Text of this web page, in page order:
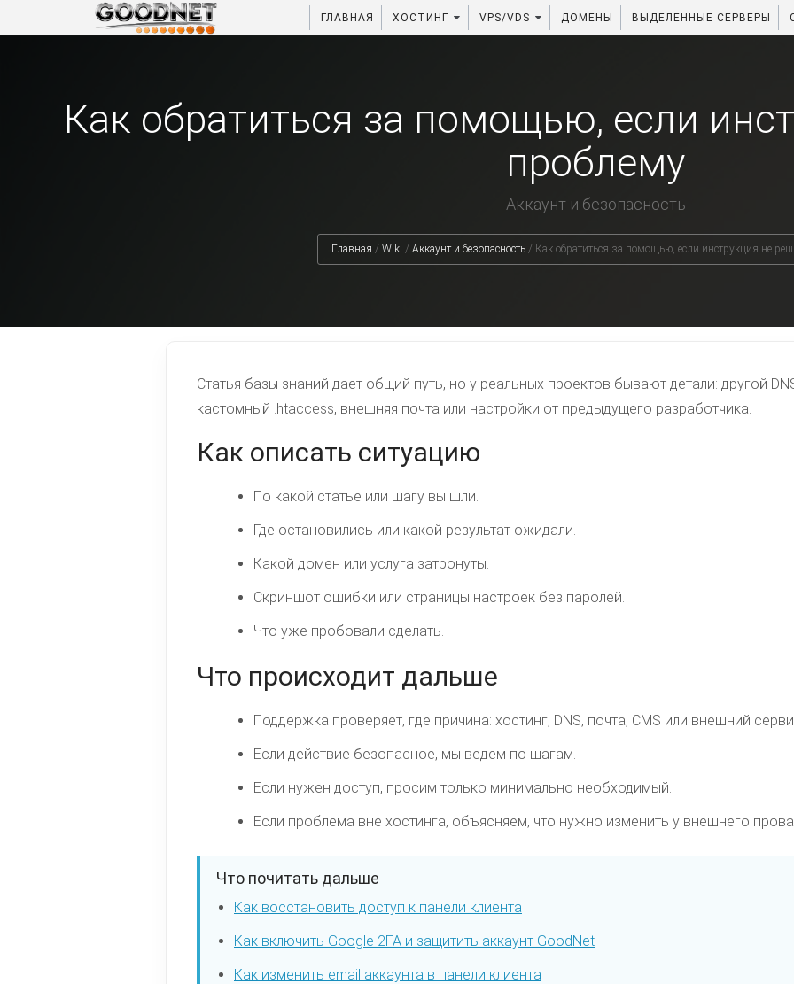
ГЛАВНАЯ ХОСТИНГ VPS/VDS ДОМЕНЫ ВЫДЕЛЕННЫЕ СЕРВЕРЫ
Как обратиться за помощью, если
проблему
Аккаунт и безопасность
Главная / Wiki / Аккаунт и безопасность / Как обратиться за помощью, если инструкция не
Статья базы знаний дает общий путь, но у реальных проектов бывают детали: другой
кастомный .htaccess, внешняя почта или настройки от предыдущего разработчика.
Как описать ситуацию
По какой статье или шагу вы шли.
Где остановились или какой результат ожидали.
Какой домен или услуга затронуты.
Скриншот ошибки или страницы настроек без паролей.
Что уже пробовали сделать.
Что происходит дальше
Поддержка проверяет, где причина: хостинг, DNS, почта, CMS или внешний
Если действие безопасное, мы ведем по шагам.
Если нужен доступ, просим только минимально необходимый.
Если проблема вне хостинга, объясняем, что нужно изменить у внешнего
Что почитать дальше
Как восстановить доступ к панели клиента
Как включить Google 2FA и защитить аккаунт GoodNet
Как изменить email аккаунта в панели клиента